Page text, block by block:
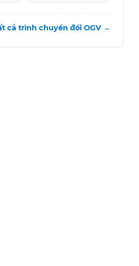
cả trình chuyển đổi OGV →